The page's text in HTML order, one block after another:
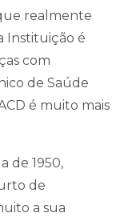
realmente
Instituição é
com
de Saúde
é muito mais
de 1950,
de
a sua